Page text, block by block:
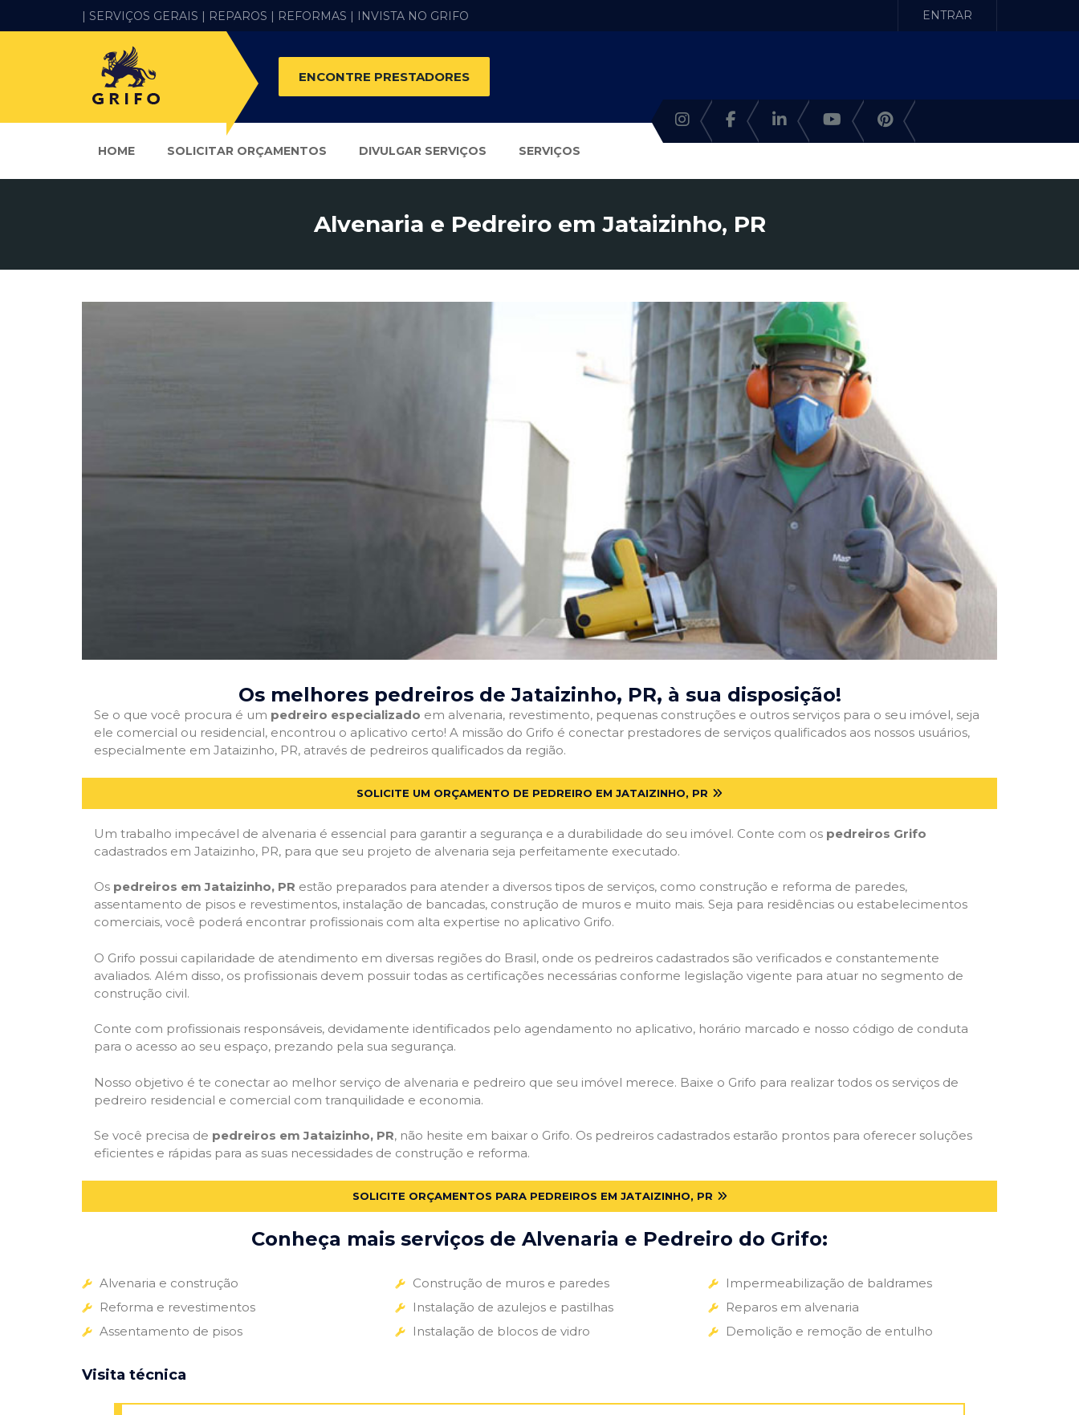
| SERVIÇOS GERAIS | REPAROS | REFORMAS | INVISTA NO GRIFO ENTRAR
ENCONTRE PRESTADORES
HOME SOLICITAR ORÇAMENTOS DIVULGAR SERVIÇOS SERVIÇOS
Alvenaria e Pedreiro em Jataizinho, PR
Os melhores pedreiros de Jataizinho, PR, à sua disposição!
Se o que você procura é um pedreiro especializado em alvenaria, revestimento, pequenas construções e outros serviços para o seu imóvel, seja
ele comercial ou residencial, encontrou o aplicativo certo! A missão do Grifo é conectar prestadores de serviços qualificados aos nossos usuários,
especialmente em Jataizinho, PR, através de pedreiros qualificados da região.
SOLICITE UM ORÇAMENTO DE PEDREIRO EM JATAIZINHO, PR
Um trabalho impecável de alvenaria é essencial para garantir a segurança e a durabilidade do seu imóvel. Conte com os pedreiros Grifo
cadastrados em Jataizinho, PR, para que seu projeto de alvenaria seja perfeitamente executado.
Os pedreiros em Jataizinho, PR estão preparados para atender a diversos tipos de serviços, como construção e reforma de paredes,
assentamento de pisos e revestimentos, instalação de bancadas, construção de muros e muito mais. Seja para residências ou estabelecimentos
comerciais, você poderá encontrar profissionais com alta expertise no aplicativo Grifo.
O Grifo possui capilaridade de atendimento em diversas regiões do Brasil, onde os pedreiros cadastrados são verificados e constantemente
avaliados. Além disso, os profissionais devem possuir todas as certificações necessárias conforme legislação vigente para atuar no segmento de
construção civil.
Conte com profissionais responsáveis, devidamente identificados pelo agendamento no aplicativo, horário marcado e nosso código de conduta
para o acesso ao seu espaço, prezando pela sua segurança.
Nosso objetivo é te conectar ao melhor serviço de alvenaria e pedreiro que seu imóvel merece. Baixe o Grifo para realizar todos os serviços de
pedreiro residencial e comercial com tranquilidade e economia.
Se você precisa de pedreiros em Jataizinho, PR, não hesite em baixar o Grifo. Os pedreiros cadastrados estarão prontos para oferecer soluções
eficientes e rápidas para as suas necessidades de construção e reforma.
SOLICITE ORÇAMENTOS PARA PEDREIROS EM JATAIZINHO, PR
Conheça mais serviços de Alvenaria e Pedreiro do Grifo:
Alvenaria e construção
Reforma e revestimentos
Assentamento de pisos
Construção de muros e paredes
Instalação de azulejos e pastilhas
Instalação de blocos de vidro
Impermeabilização de baldrames
Reparos em alvenaria
Demolição e remoção de entulho
Visita técnica